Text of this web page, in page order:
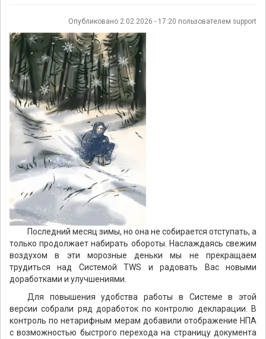
Опубликовано 2.02.2026 - 17:20 пользователем support
Последний месяц зимы, но она не собирается отступать, а
только продолжает набирать обороты. Наслаждаясь свежим
воздухом в эти морозные деньки мы не прекращаем
трудиться над Системой TWS и радовать Вас новыми
доработками и улучшениями.
Для повышения удобства работы в Системе в этой
версии собрали ряд доработок по контролю декларации. В
контроль по нетарифным мерам добавили отображение НПА
с возможностью быстрого перехода на страницу документа